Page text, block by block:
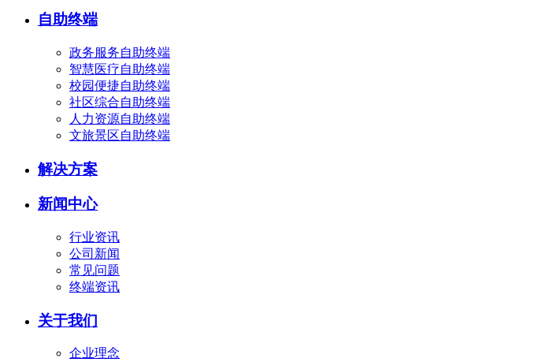
自助终端
政务服务自助终端
智慧医疗自助终端
校园便捷自助终端
社区综合自助终端
人力资源自助终端
文旅景区自助终端
解决方案
新闻中心
行业资讯
公司新闻
常见问题
终端资讯
关于我们
企业理念